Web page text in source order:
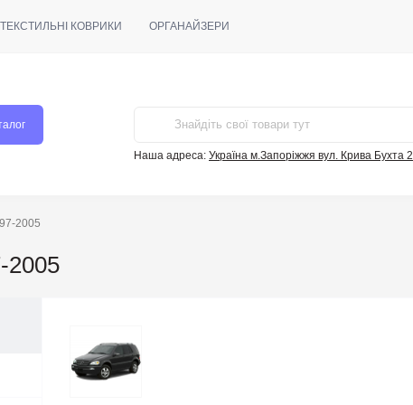
ТЕКСТИЛЬНІ КОВРИКИ ОРГАНАЙЗЕРИ
Наша адреса: Україна м.Запоріжжя вул. Крива Бухта 2
2005
2005